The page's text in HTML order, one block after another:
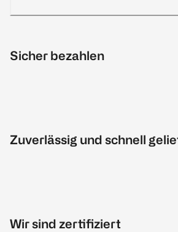
Sicher bezahlen
Zuverlässig und schnell
Wir sind zertifiziert